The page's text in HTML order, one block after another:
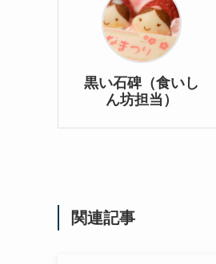
黒い石碑（食いし
ん坊担当）
関連記事